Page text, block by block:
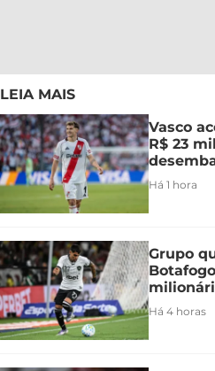
LEIA MAIS
Vasco
R$ 23
Há 1 hora
Grupo
Há 4 horas